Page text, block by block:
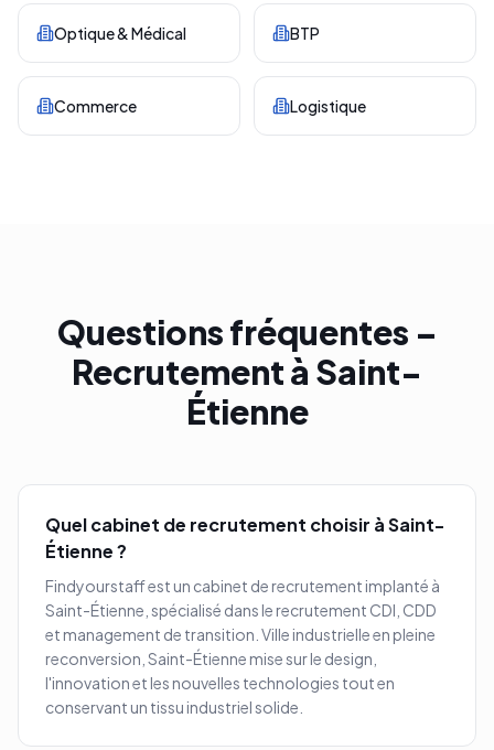
Optique & Médical BTP
Commerce Logistique
Questions fréquentes –
Recrutement à Saint-
Étienne
Quel cabinet de recrutement choisir àSaint-
Étienne?
Findyourstaff est un cabinet de recrutement implanté à
Saint-Étienne , spécialisé dans le recrutement CDI, CDD
et management de transition. Ville industrielle en pleine
reconversion, Saint-Étienne mise sur le design,
l'innovation et les nouvelles technologies tout en
conservant un tissu industriel solide.